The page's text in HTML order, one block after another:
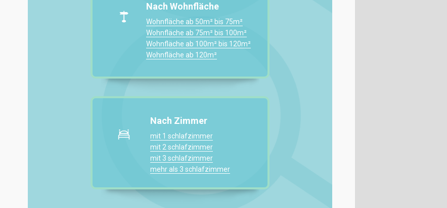
Nach Wohnfläche
Wohnfläche ab 50m² bis 75m²
Wohnfläche ab 75m² bis 100m²
Wohnfläche ab 100m² bis 120m²
Wohnfläche ab 120m²
Nach Zimmer
mit 1 schlafzimmer
mit 2 schlafzimmer
mit 3 schlafzimmer
mehr als 3 schlafzimmer